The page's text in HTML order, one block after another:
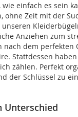
wie einfach es sein
ohne Zeit mit der
Anziehen zum
nach dem perfekten
Stattdessen
zählen. Perfekt
der Schlüssel zu
Unterschied